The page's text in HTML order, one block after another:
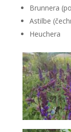
Brunnera
Astilbe
Heuchera